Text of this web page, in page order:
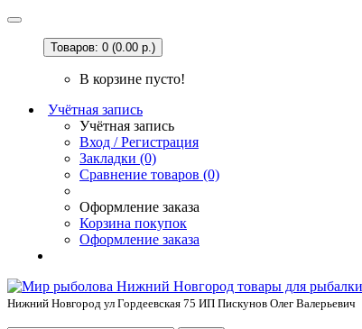
Товаров: 0 (0.00 р.)
В корзине пусто!
Учётная запись
Учётная запись
Вход / Регистрация
Закладки (0)
Сравнение товаров (0)
Оформление заказа
Корзина покупок
Оформление заказа
Нижний Новгород ул Гордеевская 75 ИП Пискунов Олег Валерьевич